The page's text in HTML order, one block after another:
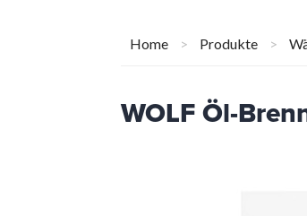
Home > Produkte >
WOLF Öl-